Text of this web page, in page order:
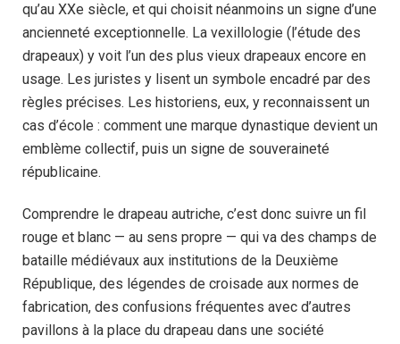
qu’au XXe siècle, et qui choisit néanmoins un signe d’une
ancienneté exceptionnelle. La vexillologie (l’étude des
drapeaux) y voit l’un des plus vieux drapeaux encore en
usage. Les juristes y lisent un symbole encadré par des
règles précises. Les historiens, eux, y reconnaissent un
cas d’école : comment une marque dynastique devient un
emblème collectif, puis un signe de souveraineté
républicaine.
Comprendre le drapeau autriche, c’est donc suivre un fil
rouge et blanc — au sens propre — qui va des champs de
bataille médiévaux aux institutions de la Deuxième
République, des légendes de croisade aux normes de
fabrication, des confusions fréquentes avec d’autres
pavillons à la place du drapeau dans une société